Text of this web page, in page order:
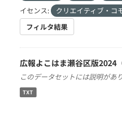
イセンス:
クリエイティブ・コ
フィルタ結果
広報よこはま瀬谷区版2024
このデータセットには説明があ
TXT